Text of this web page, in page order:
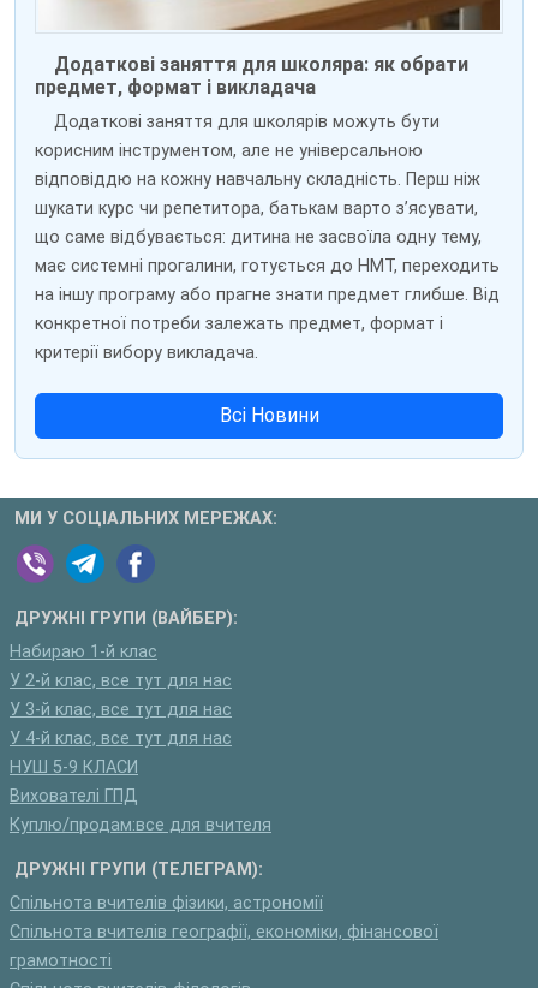
Додаткові заняття для школяра: як обрати
предмет, формат і викладача
Додаткові заняття для школярів можуть бути
корисним інструментом, але не універсальною
відповіддю на кожну навчальну складність. Перш ніж
шукати курс чи репетитора, батькам варто з’ясувати,
що саме відбувається: дитина не засвоїла одну тему,
має системні прогалини, готується до НМТ, переходить
на іншу програму або прагне знати предмет глибше. Від
конкретної потреби залежать предмет, формат і
критерії вибору викладача.
Всі Новини
МИ У СОЦІАЛЬНИХ МЕРЕЖАХ:
ДРУЖНІ ГРУПИ (ВАЙБЕР):
Набираю 1-й клас
У 2-й клас, все тут для нас
У 3-й клас, все тут для нас
У 4-й клас, все тут для нас
НУШ 5-9 КЛАСИ
Вихователі ГПД
Куплю/продам:все для вчителя
ДРУЖНІ ГРУПИ (ТЕЛЕГРАМ):
Спільнота вчителів фізики, астрономії
Спільнота вчителів географії, економіки, фінансової
грамотності